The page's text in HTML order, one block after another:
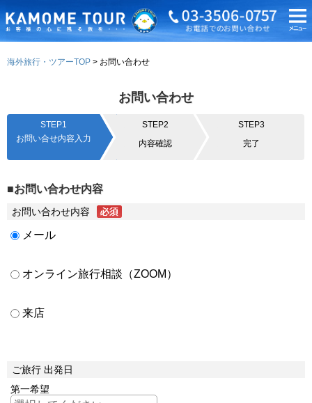
海外旅行・ツアーTOP お問い合わせ
お問い合わせ
STEP1
お問い合せ内容入力
STEP2
内容確認
STEP3
完了
■お問い合わせ内容
お問い合わせ内容
メール
オンライン旅行相談（ZOOM）
来店
ご旅行 出発日
第一希望